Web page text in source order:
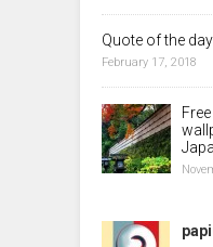
Quote of the day
February 17, 2018